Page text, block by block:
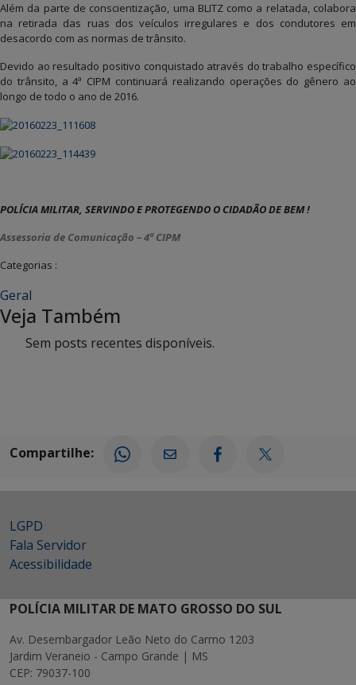
Além da parte de conscientização, uma BLITZ como a relatada, colabora
na retirada das ruas dos veículos irregulares e dos condutores em
desacordo com as normas de trânsito.
Devido ao resultado positivo conquistado através do trabalho específico
do trânsito, a 4ª CIPM continuará realizando operações do gênero ao
longo de todo o ano de 2016.
POLÍCIA MILITAR, SERVINDO E PROTEGENDO O CIDADÃO DE BEM !
Assessoria de Comunicação – 4ª CIPM
Categorias :
Geral
Veja Também
Sem posts recentes disponíveis.
Compartilhe:
LGPD
Fala Servidor
Acessibilidade
POLÍCIA MILITAR DE MATO GROSSO DO SUL
Av. Desembargador Leão Neto do Carmo 1203
Jardim Veraneio - Campo Grande | MS
CEP: 79037-100